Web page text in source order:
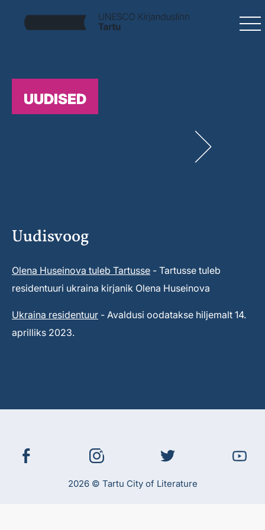
UUDISED
Uudisvoog
Olena Huseinova tuleb Tartusse - Tartusse tuleb
residentuuri ukraina kirjanik Olena Huseinova
Ukraina residentuur - Avaldusi oodatakse hiljemalt 14.
aprilliks 2023.
2026 © Tartu City of Literature